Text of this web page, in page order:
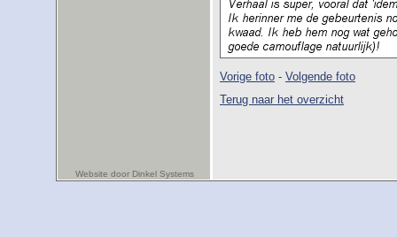
Vorige foto - Volgende foto
Terug naar het overzicht
Website door Dinkel Systems